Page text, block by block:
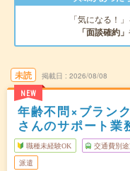
「気になる！
「面談確約」
未読
NEW
掲載日 2026/08/08
年齢不問×ブラン
さんのサポート業
職種未経験OK 交通費別途
派遣